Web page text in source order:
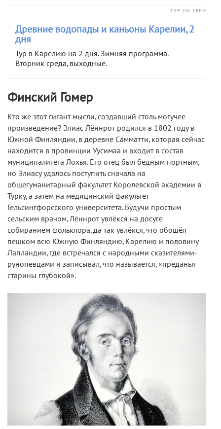
ТУР ПО ТЕМЕ
Древние водопады и каньоны Карелии, 2
дня
Тур в Карелию на 2 дня. Зимняя программа.
Вторник среда, выходные.
Финский Гомер
Кто же этот гигант мысли, создавший столь могучее
произведение? Элиас Лённрот родился в 1802 году в
Южной Финляндии, в деревне Са́мматти, которая сейчас
находится в провинции Уусимаа и входит в состав
муниципалитета Лохья. Его отец был бедным портным,
но Элиасу удалось поступить сначала на
общегуманитарный факультет Королевской академии в
Турку, а затем на медицинский факультет
Гельсингфорсского университета. Будучи простым
сельским врачом, Лённрот увлёкся на досуге
собиранием фольклора, да так увлёкся, что обошёл
пешком всю Южную Финляндию, Карелию и половину
Лапландии, где встречался с народными сказителями-
рунопевцами и записывал, что называется, «преданья
старины глубокой».